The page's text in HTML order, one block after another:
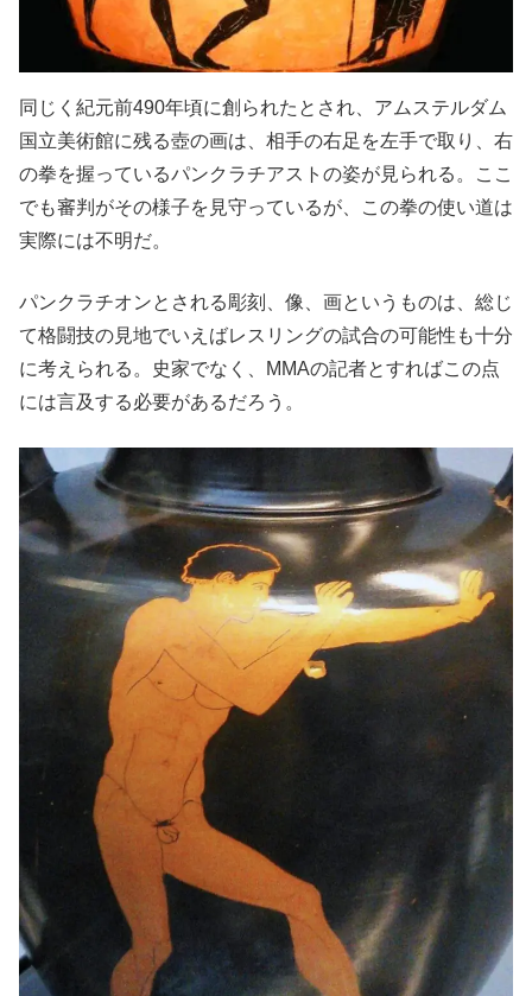
同じく紀元前490年頃に創られたとされ、アムステルダム
国立美術館に残る壺の画は、相手の右足を左手で取り、右
の拳を握っているパンクラチアストの姿が見られる。ここ
でも審判がその様子を見守っているが、この拳の使い道は
実際には不明だ。
パンクラチオンとされる彫刻、像、画というものは、総じ
て格闘技の見地でいえばレスリングの試合の可能性も十分
に考えられる。史家でなく、MMAの記者とすればこの点
には言及する必要があるだろう。